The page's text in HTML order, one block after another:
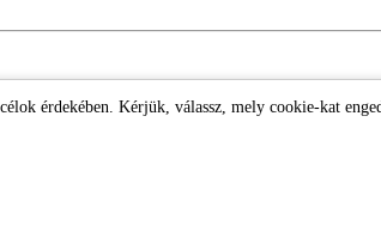
érdekében. Kérjük, válassz, mely cookie-kat